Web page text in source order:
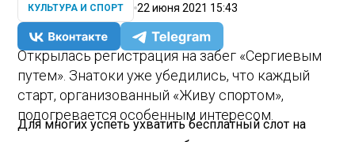
КУЛЬТУРА И СПОРТ 22 июня 2021 15:43
Открылась регистрация на забег «Сергиевым
путем». Знатоки уже убедились, что каждый
старт, организованный «Живу спортом»,
подогревается особенным интересом.
Для многих успеть ухватить бесплатный слот на